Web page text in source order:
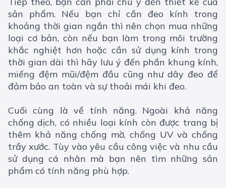
sản phẩm. Nếu bạn chỉ cần đeo kính trong
khoảng thời gian ngắn thì nên chọn mua những
loại cơ bản, còn nếu bạn làm trong môi trường
khắc nghiệt hơn hoặc cần sử dụng kính trong
thời gian dài thì hãy lưu ý đến phần khung kính,
miếng đệm mũi/đệm đầu cũng như dây đeo để
đảm bảo an toàn và sự thoải mái khi đeo.
Cuối cùng là về tính năng. Ngoài khả năng
chống dịch, có nhiều loại kính còn được trang bị
thêm khả năng chống mờ, chống UV và chống
trầy xước. Tùy vào yêu cầu công việc và nhu cầu
sử dụng cá nhân mà bạn nên tìm những sản
phẩm có tính năng phù hợp.